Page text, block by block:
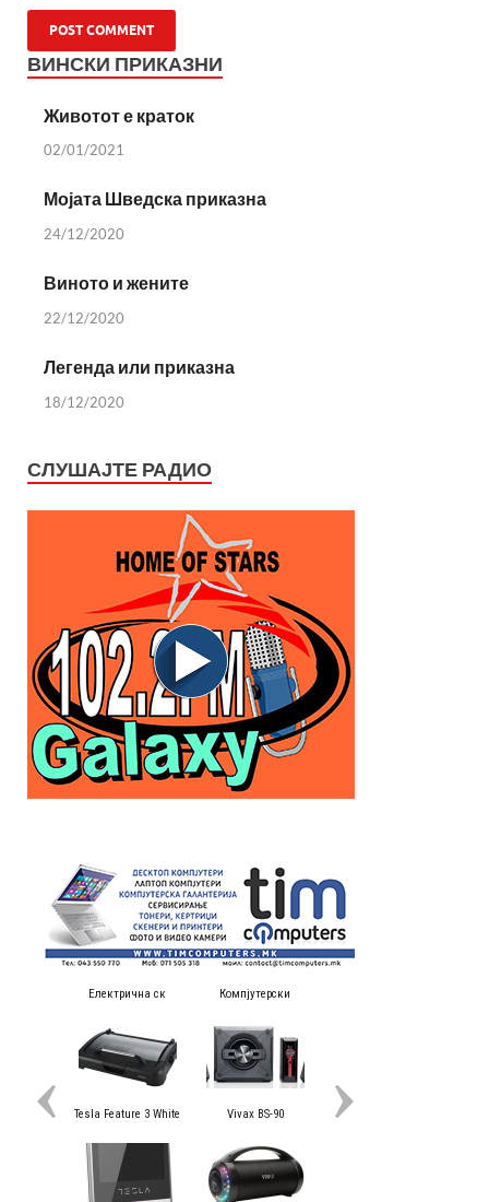
ВИНСКИ ПРИКАЗНИ
Животот е краток
02/01/2021
Мојата Шведска приказна
24/12/2020
Виното и жените
22/12/2020
Легенда или приказна
18/12/2020
СЛУШАЈТЕ РАДИО